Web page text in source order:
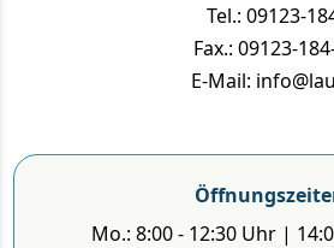
Tel.: 09123-
Fax.: 09123-
E-Mail:
Mo.: 8:00 - 12:30 Uhr |